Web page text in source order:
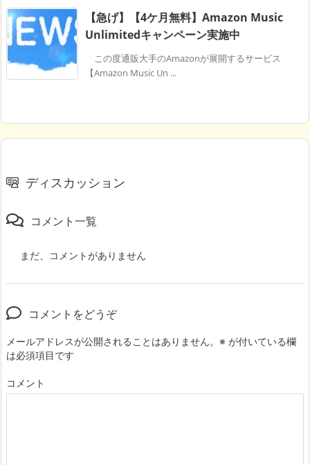
【急げ】【4ケ月無料】Amazon Music
Unlimitedキャンペーン実施中
この度通販大手のAmazonが展開するサービス
【Amazon Music Un ...
ディスカッション
コメント一覧
まだ、コメントがありません
コメントをどうぞ
メールアドレスが公開されることはありません。 ※ が付いている欄
は必須項目です
コメント